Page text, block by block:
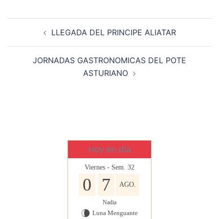
LLEGADA DEL PRINCIPE ALIATAR
JORNADAS GASTRONOMICAS DEL POTE
ASTURIANO
Hoy en día
Viernes - Sem. 32
0 7 AGO.
Nadia
V Luna Menguante